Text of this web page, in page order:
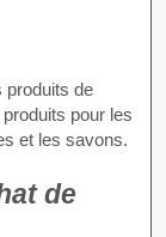
produits de
pour les
et les savons.
de